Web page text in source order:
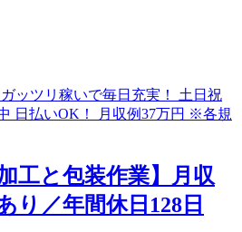
工と包装作業】月収
り／年間休日128日